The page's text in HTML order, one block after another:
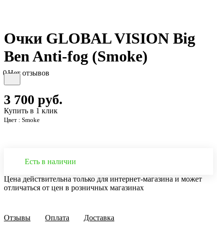
Очки GLOBAL VISION Big
Ben Anti-fog (Smoke)
0Нет отзывов
3 700 руб.
Купить в 1 клик
Цвет : Smoke
Есть в наличии
Цена действительна только для интернет-магазина и может
отличаться от цен в розничных магазинах
Отзывы Оплата Доставка